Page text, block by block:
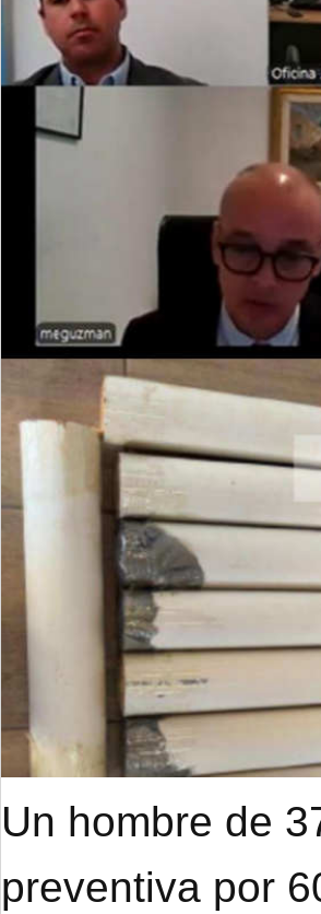
Un hombre de
preventiva por